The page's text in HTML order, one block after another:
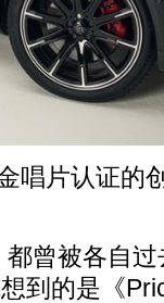
唱片认证的
曾被各自过
到的是《